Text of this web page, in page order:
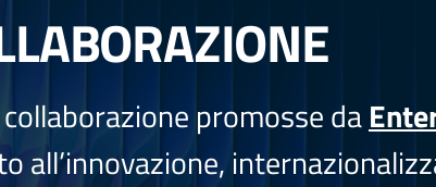
promosse da
all’innovazione,